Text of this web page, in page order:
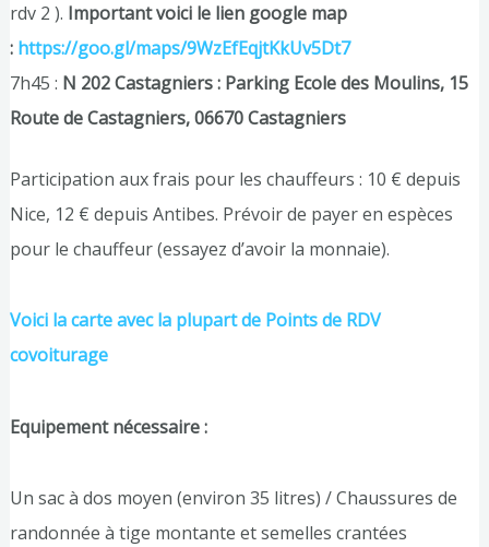
rdv 2 ). Important voici le lien google map
: https://goo.gl/maps/9WzEfEqjtKkUv5Dt7
7h45 : N 202 Castagniers : Parking Ecole des Moulins, 15
Route de Castagniers, 06670 Castagniers
Participation aux frais pour les chauffeurs : 10 € depuis
Nice, 12 € depuis Antibes. Prévoir de payer en espèces
pour le chauffeur (essayez d’avoir la monnaie).
Voici la carte avec la plupart de Points de RDV
covoiturage
Equipement nécessaire :
Un sac à dos moyen (environ 35 litres) / Chaussures de
randonnée à tige montante et semelles crantées